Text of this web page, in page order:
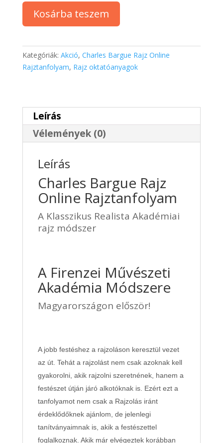
Charles
Bargue
Rajz
Online
Rajztanfolyam
mennyiség
Kosárba teszem
Kategóriák: Akció, Charles Bargue Rajz Online
Rajztanfolyam, Rajz oktatóanyagok
Leírás
Vélemények (0)
Leírás
Charles Bargue Rajz
Online Rajztanfolyam
A Klasszikus Realista Akadémiai
rajz módszer
A Firenzei Művészeti
Akadémia Módszere
Magyarországon először!
A jobb festéshez a rajzoláson keresztül vezet
az út. Tehát a rajzolást nem csak azoknak kell
gyakorolni, akik rajzolni szeretnének, hanem a
festészet útján járó alkotóknak is. Ezért ezt a
tanfolyamot nem csak a Rajzolás iránt
érdeklődőknek ajánlom, de jelenlegi
tanítványaimnak is, akik a festészettel
foglalkoznak. Akik már elvégeztek korábban